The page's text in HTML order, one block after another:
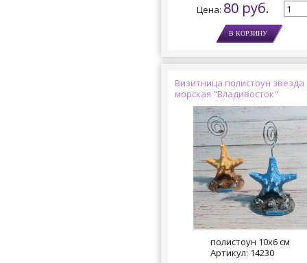
Цена: 80 руб.
Визитница полистоун звезда
морская "Владивосток"
полистоун 10х6 см
Артикул: 14230